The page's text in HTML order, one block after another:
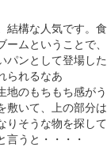
結構な人気です。食
ムということで、
パンとして登場した
られるなあ
地のもちもち感がう
敷いて、上の部分は
りそうな物を探して
うと・・・・